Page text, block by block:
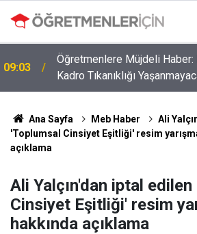
09:03
Öğretmenlere Müjdeli Haber:
Kadro Tıkanıklığı
Ana Sayfa Meb Haber
Ali
'Toplumsal Cinsiyet Eşitliği' resim
açıklama
Ali Yalçın'dan iptal edilen
Cinsiyet Eşitliği' resim
hakkında açıklama